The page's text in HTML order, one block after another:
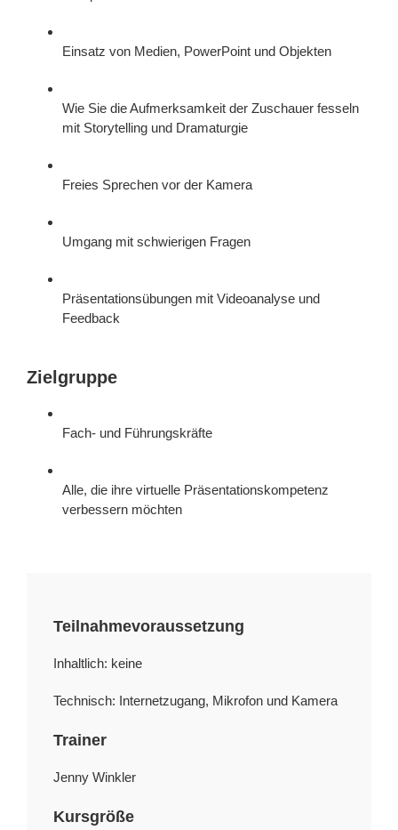
Einsatz von Medien, PowerPoint und Objekten
Wie Sie die Aufmerksamkeit der Zuschauer fesseln
mit Storytelling und Dramaturgie
Freies Sprechen vor der Kamera
Umgang mit schwierigen Fragen
Präsentationsübungen mit Videoanalyse und
Feedback
Zielgruppe
Fach- und Führungskräfte
Alle, die ihre virtuelle Präsentationskompetenz
verbessern möchten
Teilnahmevoraussetzung
Inhaltlich: keine
Technisch: Internetzugang, Mikrofon und Kamera
Trainer
Jenny Winkler
Kursgröße